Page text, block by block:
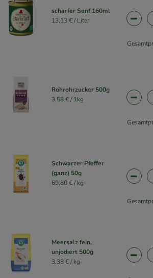
ändern
scharfer Senf 160ml
13,13 € /Liter
ändern
Rohrohrzucker 500g
3,58 € /1kg
ändern
Schwarzer Pfeffer
(ganz) 50g
69,80 € /kg
ändern
Meersalz fein,
unjodiert 500g
3,38 € /kg